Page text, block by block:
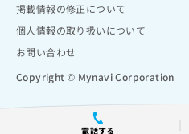
電話する
掲載情報の修正について
個人情報の取り扱いについて
お問い合わせ
Copyright © Mynavi Corporation